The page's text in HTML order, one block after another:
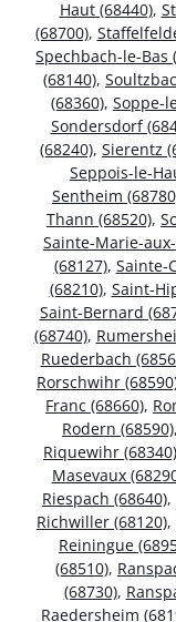
Haut (68440),
(68700),
Spechbach-le-Bas
(68140),
(68360), Soppe-
Sondersdorf
(68240), Sierentz
Seppois-le-
Sentheim
Thann (68520),
Sainte-Marie-
(68127), Sainte-
(68210), Saint-
Saint-Bernard
(68740),
Ruederbach
Rorschwihr
Franc (68660),
Rodern (68590),
Riquewihr (68340)
Masevaux
Riespach (68640),
Richwiller (68120),
Reiningue
(68510),
(68730),
Raedersheim